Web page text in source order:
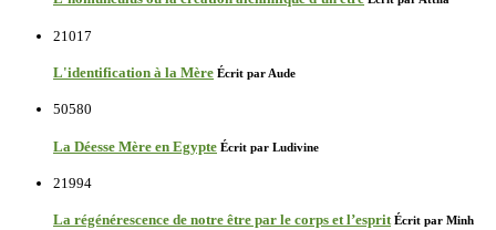
21017
L'identification à la Mère Écrit par Aude
50580
La Déesse Mère en Egypte Écrit par Ludivine
21994
La régénérescence de notre être par le corps et l’esprit Écrit par Minh